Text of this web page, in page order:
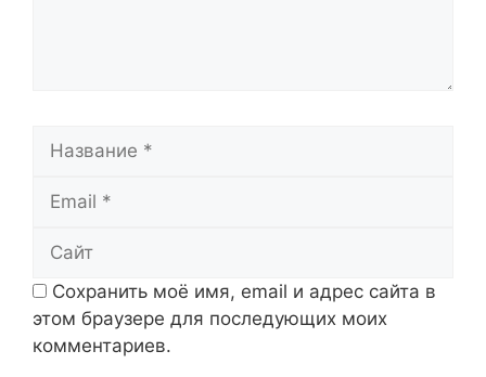
Название
Email
Сайт
Сохранить моё имя, email и адрес сайта в
этом браузере для последующих моих
комментариев.